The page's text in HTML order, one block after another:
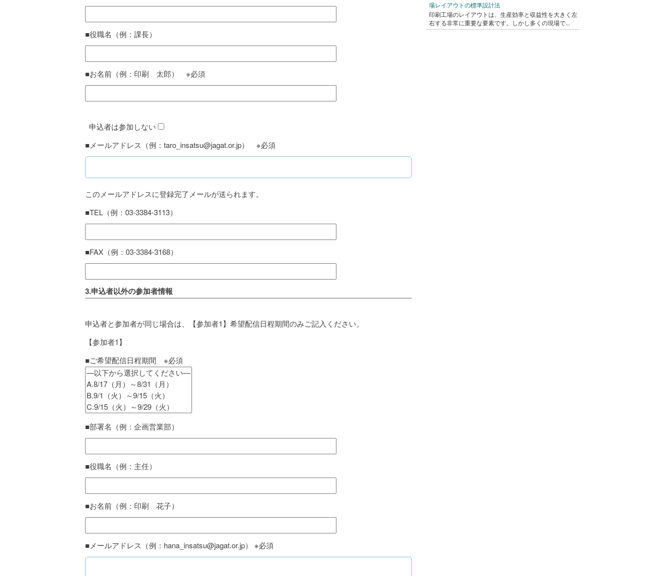
■役職名（例：課長）
■お名前（例：印刷 太郎） ※必須
申込者は参加しない
■メールアドレス（例：taro_insatsu@jagat.or.jp） ※必須
このメールアドレスに登録完了メールが送られます。
■TEL（例：03-3384-3113）
■FAX（例：03-3384-3168）
3.申込者以外の参加者情報
申込者と参加者が同じ場合は、【参加者1】希望配信日程期間のみご記入ください。
【参加者1】
■ご希望配信日程期間 ※必須
■部署名（例：企画営業部）
■役職名（例：主任）
■お名前（例：印刷 花子）
■メールアドレス（例：hana_insatsu@jagat.or.jp） ※必須
場レイアウトの標準設計法
印刷工場のレイアウトは、生産効率と収益性を大きく左
右する非常に重要な要素です。しかし多くの現場で...